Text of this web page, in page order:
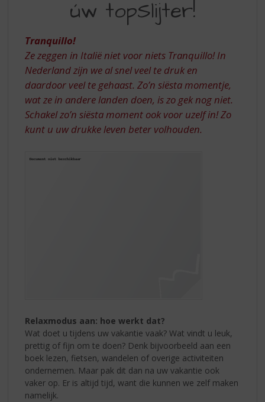
TOPSLIJTER
úw topSlijter!
Tranquillo!
Ze zeggen in Italië niet voor niets Tranquillo! In
Nederland zijn we al snel veel te druk en
daardoor veel te gehaast.Zo’n siësta momentje,
wat ze in andere landen doen, is zo gek nog niet.
Schakel zo’n siësta moment ook voor uzelf in! Zo
kunt u uw drukke leven beter volhouden.
Relaxmodus aan: hoe werkt dat?
Wat doet u tijdens uw vakantie vaak? Wat vindt u leuk,
prettig of fijn om te doen? Denk bijvoorbeeld aan een
boek lezen, fietsen, wandelen of overige activiteiten
ondernemen. Maar pak dit dan na uw vakantie ook
vaker op. Er is altijd tijd, want die kunnen we zelf maken
namelijk.